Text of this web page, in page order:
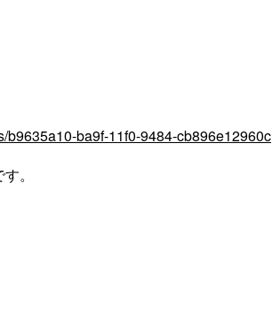
b9635a10-ba9f-11f0-9484-cb896e12960c
。